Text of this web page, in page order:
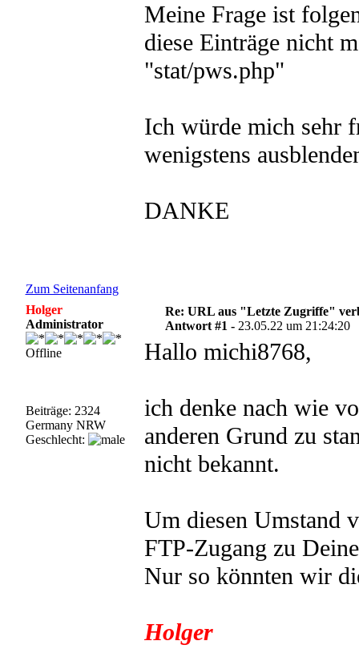
Meine Frage ist
diese Einträge nicht
"stat/pws.php"
Ich würde mich sehr
wenigstens
DANKE
Zum Seitenanfang
Holger
Administrator
Offline
Beiträge: 2324
Germany NRW
Geschlecht:
Re: URL aus "Letzte Zugriffe"
Antwort #1 - 23.05.22 um 21:24:20
Hallo michi8768,
ich denke nach wie
anderen Grund zu
nicht bekannt.
Um diesen Umstand
FTP-Zugang zu
Nur so könnten wir
Holger